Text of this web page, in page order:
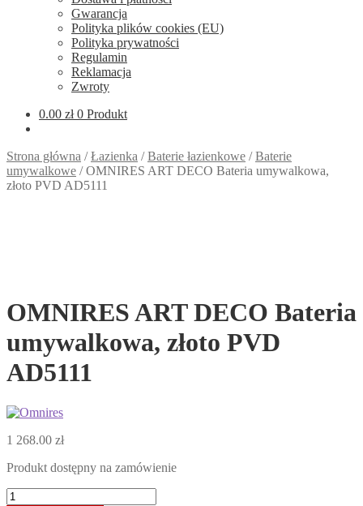
Gwarancja
Polityka plików cookies (EU)
Polityka prywatności
Regulamin
Reklamacja
Zwroty
0.00 zł 0 Produkt
Strona główna /Łazienka /Baterie łazienkowe /Baterie
umywalkowe /OMNIRES ART DECO Bateria umywalkowa,
złoto PVD AD5111
OMNIRES ART DECO Bateria
umywalkowa, złoto PVD
AD5111
1 268.00 zł
Produkt dostępny na zamówienie
ilość